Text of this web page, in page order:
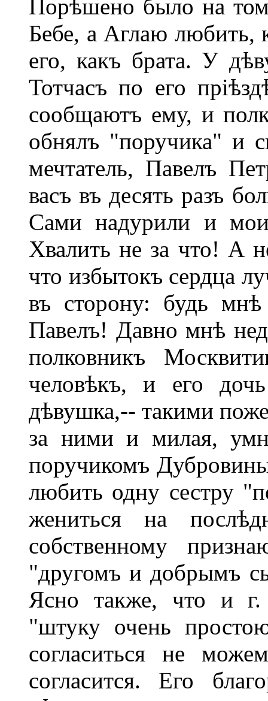
Порѣшено было на
Бебе, а Аглаю любить,
его, какъ брата. У
Тотчасъ по его
сообщаютъ ему, и
обнялъ "поручика" и
мечтатель, Павелъ
васъ въ десять разъ
Сами надурили и
Хвалить не за что! А
что избытокъ сердца
въ сторону: будь
Павелъ! Давно мнѣ
полковникъ
человѣкъ, и его
дѣвушка,-- такими
за ними и милая,
поручикомъ
любить одну сестру
жениться на
собственному
"другомъ и добрымъ
Ясно также, что и г.
"штуку очень
согласиться не
согласится. Его